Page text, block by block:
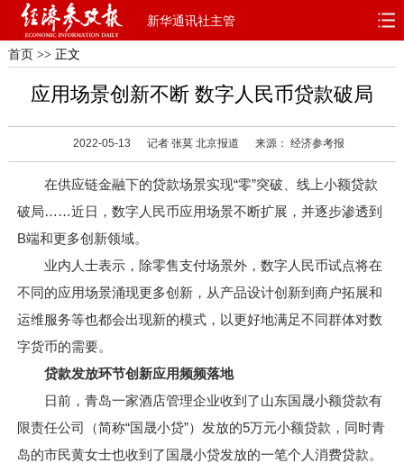
新华通讯社主管
首页 深度 思想
首页 >> 正文
应用场景创新不断 数字人民币贷款破局
2022-05-13 记者 张莫 北京报道 来源： 经济参考报
在供应链金融下的贷款场景实现“零”突破、线上小额贷款
破局……近日，数字人民币应用场景不断扩展，并逐步渗透到
B端和更多创新领域。
业内人士表示，除零售支付场景外，数字人民币试点将在
不同的应用场景涌现更多创新，从产品设计创新到商户拓展和
运维服务等也都会出现新的模式，以更好地满足不同群体对数
字货币的需要。
贷款发放环节创新应用频频落地
日前，青岛一家酒店管理企业收到了山东国晟小额贷款有
限责任公司（简称“国晟小贷”）发放的5万元小额贷款，同时青
岛的市民黄女士也收到了国晟小贷发放的一笔个人消费贷款。